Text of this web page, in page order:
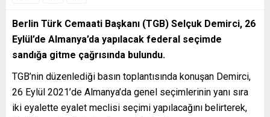
Berlin Türk Cemaati Başkanı (TGB) Selçuk Demirci, 26
Eylül’de Almanya’da yapılacak federal seçimde
sandığa gitme çağrısında bulundu.
TGB’nin düzenlediği basın toplantısında konuşan Demirci,
26 Eylül 2021’de Almanya’da genel seçimlerinin yanı sıra
iki eyalette eyalet meclisi seçimi yapılacağını belirterek,